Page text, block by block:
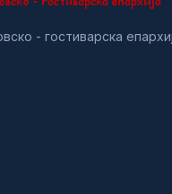
- гостиварска